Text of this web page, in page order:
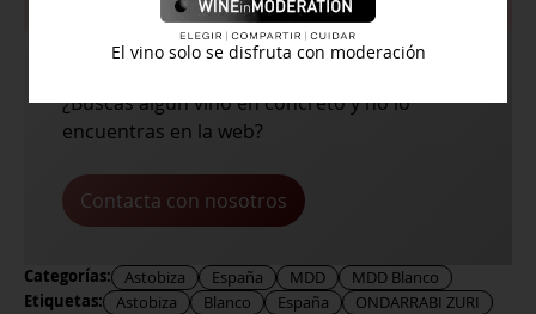
¿Buscas algún vino en concreto y no lo
encuentras en la web?
Contacta con nosotros
Categorías: Astobiza España MDD MDD Blanco
Etiquetas: Astobiza Blanco España
ONDARRABI ZURI
El vino solo se disfruta con moderación